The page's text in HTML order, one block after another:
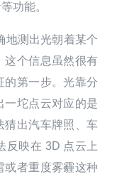
功能。
地测出光朝着某个
这个信息虽然很有
的第一步。光靠分
一坨点云对应的是
猜出汽车牌照、车
反映在 3D 点云上
或者重度雾霾这种